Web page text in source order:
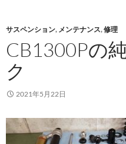
サスペンション, メンテナンス,修理
CB1300Pの
ク
2021年5月22日